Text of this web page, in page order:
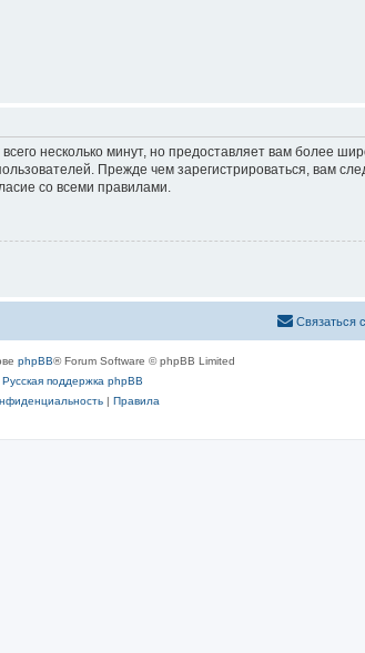
несколько минут, но предоставляет вам более
Прежде чем зарегистрироваться, вам
со всеми правилами.
Связаться
phpBB® Forum Software © phpBB Limited
Русская поддержка phpBB
| Правила